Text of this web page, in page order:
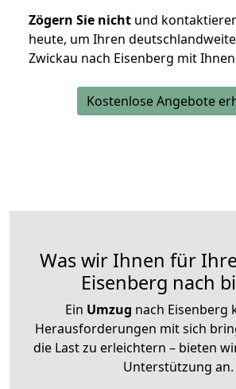
Zögern Sie nicht und
heute, um Ihren
Zwickau nach Eisenberg mit
Kostenlose Angebote
Was wir Ihnen für
Eisenberg nach
Ein Umzug nach Eisenberg
Herausforderungen mit sich
die Last zu erleichtern – bieten
Unterstützung an.